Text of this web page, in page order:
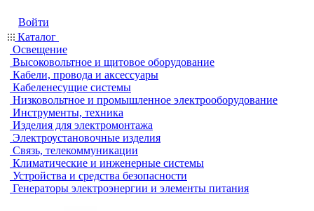
Войти
Каталог
Освещение
Высоковольтное и щитовое оборудование
Кабели, провода и аксессуары
Кабеленесущие системы
Низковольтное и промышленное электрооборудование
Инструменты, техника
Изделия для электромонтажа
Электроустановочные изделия
Связь, телекоммуникации
Климатические и инженерные системы
Устройства и средства безопасности
Генераторы электроэнергии и элементы питания